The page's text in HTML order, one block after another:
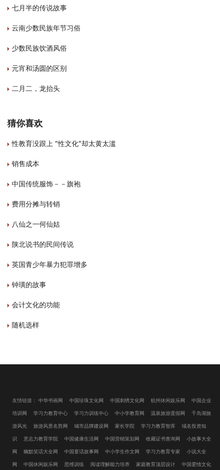
七月半的传说故事
云南少数民族年节习俗
少数民族饮酒风俗
元宵和汤圆的区别
二月二，龙抬头
猜你喜欢
性教育没跟上 “性文化”却太黄太滥
销售成本
中国传统服饰－－旗袍
费用分摊与转销
八仙之一何仙姑
陕北说书的民间传说
英国青少年暴力犯罪增多
钟璜的故事
会计文化的功能
随机选样
友情链接： 中华书画网 中国珍珠文化网 中国刺绣文化网 杭州休闲娱乐网 中国企业
培训网 学习力教育中心 学习力训练中心 中小学教育网 温泉旅游度假网 千岛湖旅
游风光 旅游风景名胜网 城市品牌建设网 家长学院 学习力教育智库 域名投资知
识 意志力教育学院 中国健康生活网 中国营销策划网 收藏证书查询网 小故事大全
网 幽默笑话大全网 中国童话故事网 中小学生作文网 学习力教育专家 小说大全
网 中国休闲娱乐网 思维训练 阅读理解能力培养 家庭教育顶层设计 中国爱情文化